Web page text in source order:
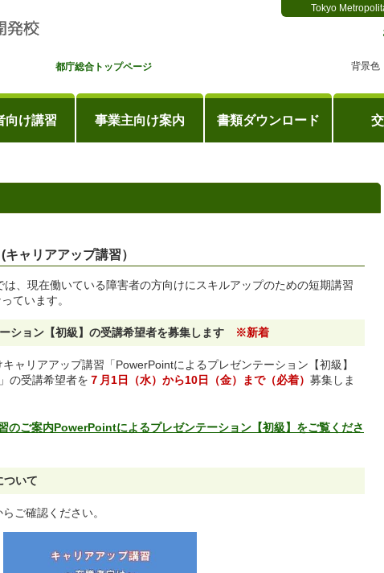
Tokyo
向け講習 事業主向け案内 書類ダウンロード
背景色
都庁総合トップページ
ャリアアップ講習）
、現在働いている障害者の方向けにスキルアップのための短期講習
ています。
ション 【初級】の受講希望者を募集します ※新着
ャリアアップ講習「PowerPointによるプレゼンテーション【初級】
の受講希望者を ７月1日（水）から10日（金）まで（必着） 募集しま
のご案内PowerPointによるプレゼンテーション【初級】をご覧くださ
ついて
ご確認ください。